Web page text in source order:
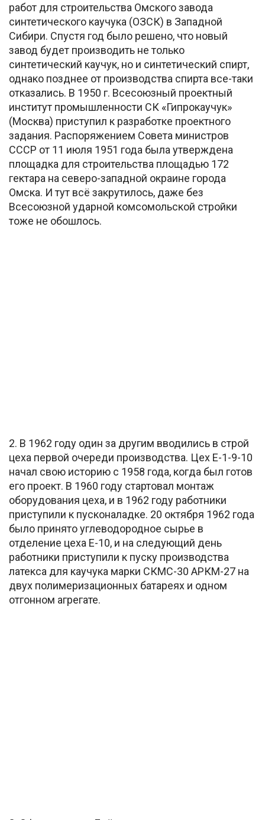
работ для строительства Омского завода
синтетического каучука (ОЗСК) в Западной
Сибири. Спустя год было решено, что новый
завод будет производить не только
синтетический каучук, но и синтетический спирт,
однако позднее от производства спирта все-таки
отказались. В 1950 г. Всесоюзный проектный
институт промышленности СК «Гипрокаучук»
(Москва) приступил к разработке проектного
задания. Распоряжением Совета министров
СССР от 11 июля 1951 года была утверждена
площадка для строительства площадью 172
гектара на северо-западной окраине города
Омска. И тут всё закрутилось, даже без
Всесоюзной ударной комсомольской стройки
тоже не обошлось.
2. В 1962 году один за другим вводились в строй
цеха первой очереди производства. Цех Е-1-9-10
начал свою историю с 1958 года, когда был готов
его проект. В 1960 году стартовал монтаж
оборудования цеха, и в 1962 году работники
приступили к пусконаладке. 20 октября 1962 года
было принято углеводородное сырье в
отделение цеха Е-10, и на следующий день
работники приступили к пуску производства
латекса для каучука марки СКМС-30 АРКМ-27 на
двух полимеризационных батареях и одном
отгонном агрегате.